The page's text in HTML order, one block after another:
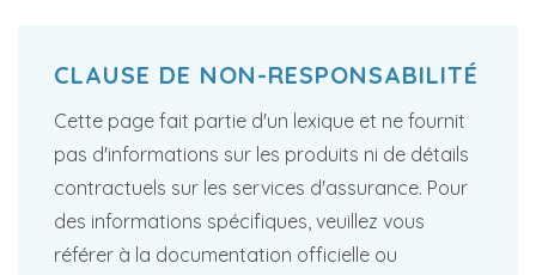
CLAUSE DE NON-RESPONSABILITÉ
Cette page fait partie d'un lexique et ne fournit
pas d'informations sur les produits ni de détails
contractuels sur les services d'assurance. Pour
des informations spécifiques, veuillez vous
référer à la documentation officielle ou